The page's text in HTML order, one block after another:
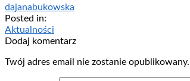
dajanabukowska
Posted in:
Aktualności
Dodaj komentarz
Twój adres email nie zostanie opublikowany.